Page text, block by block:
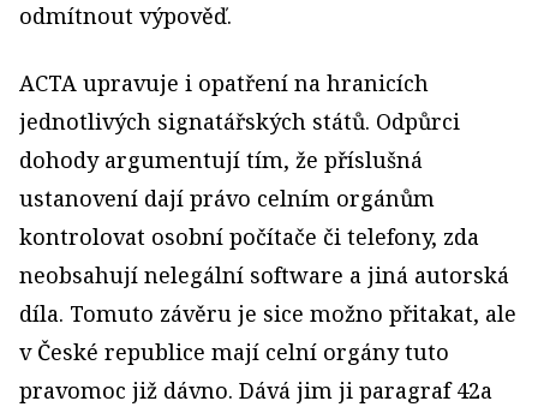
odmítnout výpověď.
ACTA upravuje i opatření na hranicích
jednotlivých signatářských států. Odpůrci
dohody argumentují tím, že příslušná
ustanovení dají právo celním orgánům
kontrolovat osobní počítače či telefony, zda
neobsahují nelegální software a jiná autorská
díla. Tomuto závěru je sice možno přitakat, ale
v České republice mají celní orgány tuto
pravomoc již dávno. Dává jim ji paragraf 42a